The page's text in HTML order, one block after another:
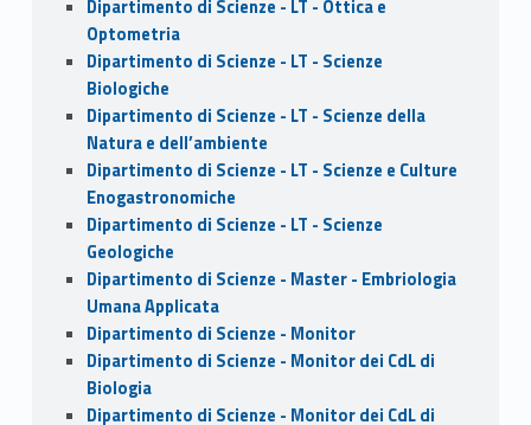
Dipartimento di Scienze - LT - Ottica e
Optometria
Dipartimento di Scienze - LT - Scienze
Biologiche
Dipartimento di Scienze - LT - Scienze della
Natura e dell’ambiente
Dipartimento di Scienze - LT - Scienze e Culture
Enogastronomiche
Dipartimento di Scienze - LT - Scienze
Geologiche
Dipartimento di Scienze - Master - Embriologia
Umana Applicata
Dipartimento di Scienze - Monitor
Dipartimento di Scienze - Monitor dei CdL di
Biologia
Dipartimento di Scienze - Monitor dei CdL di